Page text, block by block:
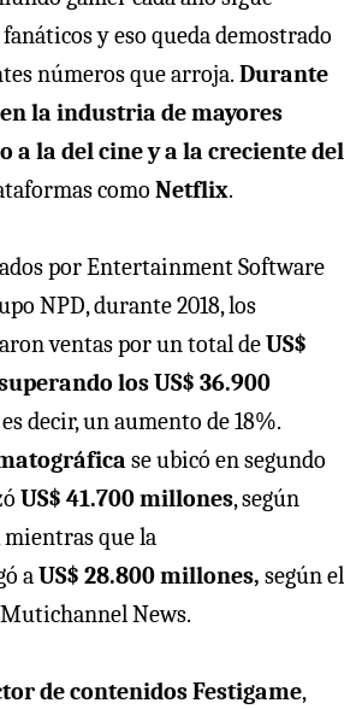
y eso queda demostrado
números que arroja. Durante
la industria de mayores
a la del cine y a la creciente del
como Netflix.
por Entertainment Software
NPD, durante 2018, los
ventas por un total deUS$
los US$ 36.900
es decir, un aumento de 18%.
se ubicó en segundo
US$ 41.700 millones, según
mientras que la
aUS$ 28.800 millones, según el
News.
de contenidos Festigame,